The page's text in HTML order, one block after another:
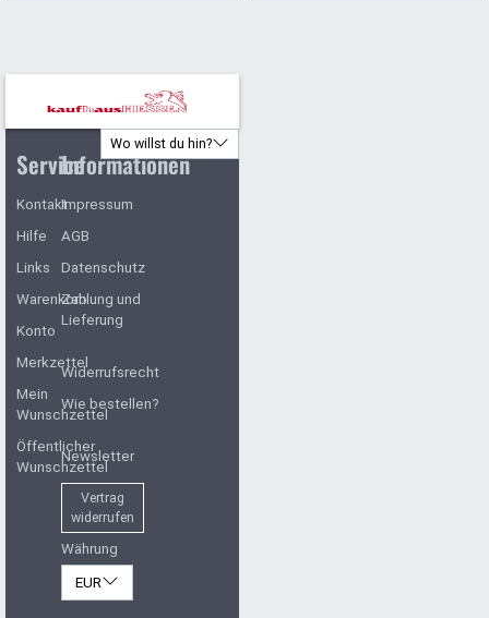
Wo willst du hin?
Service
Kontakt
Hilfe
Links
Warenkorb
Konto
Merkzettel
Mein
Wunschzettel
Öffentlicher
Wunschzettel
Informationen
Impressum
AGB
Datenschutz
Zahlung und
Lieferung
Widerrufsrecht
Wie bestellen?
Newsletter
Vertrag
widerrufen
Währung
EUR